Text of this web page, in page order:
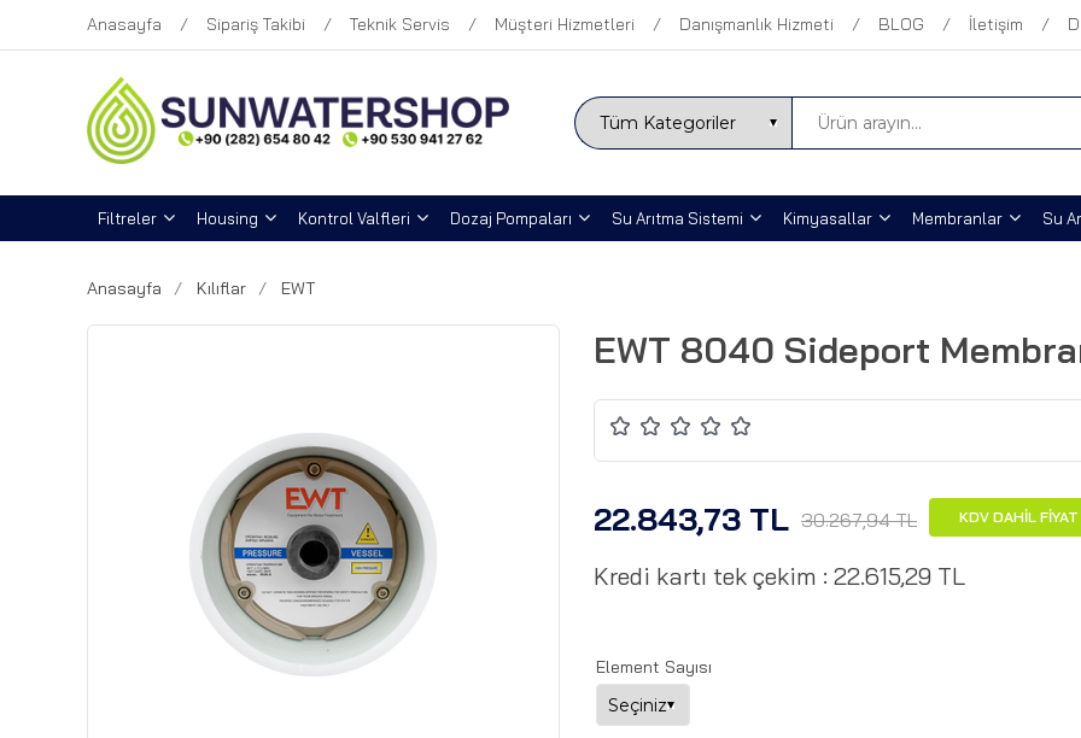
Anasayfa Sipariş Takibi Teknik Servis Müşteri Hizmetleri Danışmanlık Hizmeti BLOG İletişim
Filtreler Housing Kontrol Valfleri Dozaj Pompaları Su Arıtma Sistemi Kimyasallar Membranlar Su
Anasayfa Kılıflar EWT
EWT 8040 Sideport
22.843,73 TL 30.267,94 TL KDV DAHİL FİYAT
Kredi kartı tek çekim : 22.615,29 TL
Element Sayısı